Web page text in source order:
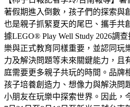
著假期進入倒數，孩子們的探索與
也是親子抓緊夏天的尾巴、攜手共
據LEGO® Play Well Study 2026調
樂與正式教育同樣重要，並認同玩
力及解決問題等未來關鍵能力，且
庭需要更多親子共玩的時間。品牌
孩子培養創造力、想像力與解決問
小朋友在玩樂中探索世界。因此，